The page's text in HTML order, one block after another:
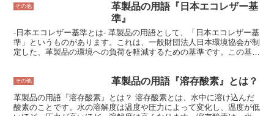
性に優れていることです。エポキシ樹脂は、加熱すると硬化して固い
プラスチック状になりますが、この性質を利用して作られたエポキシ
樹脂塗料は、硬化後は塗膜が強く、耐久性に優れています。そのた
め、床や壁、機械などの塗装に適しています。 エポキシ樹脂塗料の
もう一つの特徴は、耐薬品性に優れていることです。エポキシ樹脂
は、酸やアルカリなどの薬品に強く、耐薬品性に優れています。その
その他
革製品の用語『日本エコレザー基
準』
-日本エコレザー基準とは- 革製品の用語として、「日本エコレザー基
準」というものがあります。これは、一般財団法人日本環境協会が制
定した、革製品の環境への負荷を軽減するための基準です。この基準
います。 日本エコレザー基準は、革の製造工程で発生する廃棄物や
すために多くの化学薬品が使用され、これらの化学薬品は環境に悪影
響を及ぼすことがあります。日本エコレザー基準では、革のなめし工
その他 革製品の用語『溶存酸素』とは？
革製品の用語『溶存酸素』とは？ 溶存酸素とは、水中に溶け込んだ
酸素のことです。水の溶解度は温度や圧力によって変化し、温度が低